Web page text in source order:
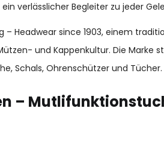
verlässlicher Begleiter zu jeder
– Headwear since 1903, einem
und Kappenkultur. Die
Schals, Ohrenschützer und Tücher.
–